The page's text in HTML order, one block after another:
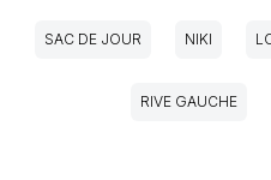
SAC DE JOUR NIKI
RIVE GAUCHE